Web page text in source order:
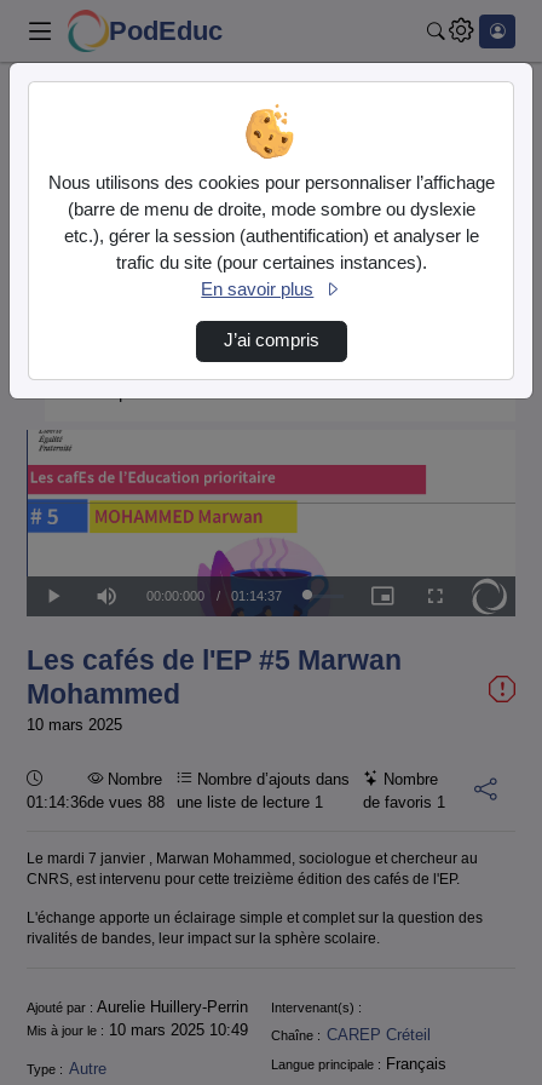
PodEduc
Les cafés de l'EP
Les Cafés De L'Ep #5 Marwan Mohammed
CAREP Créteil
Description de la chaîne
Les cafés de l'EP
Lecture SourdineTemps
00:00:000 / Durée
01:14:37 Chargé
3.03%
Image
dans
Plein
écran
Les cafés de l'EP #5 Marwan
Mohammed
10 mars 2025
Durée :
01:14:36
Nombre
de vues 88
Nombre d’ajouts dans
une liste de lecture 1
Nombre
de favoris 1
Le mardi 7 janvier , Marwan Mohammed, sociologue et chercheur au
CNRS, est intervenu pour cette treizième édition des cafés de l'EP.
L'échange apporte un éclairage simple et complet sur la question des
rivalités de bandes, leur impact sur la sphère scolaire.
Informations
Ajouté par : Aurelie Huillery-Perrin
Intervenant(s) :
Mis à jour le : 10 mars 2025 10:49 Chaîne : CAREP Créteil
Type : Autre Langue principale : Français
Nous utilisons des cookies pour personnaliser l’affichage
(barre de menu de droite, mode sombre ou dyslexie
etc.), gérer la session (authentification) et analyser le
trafic du site (pour certaines instances).
En savoir plus
J’ai compris